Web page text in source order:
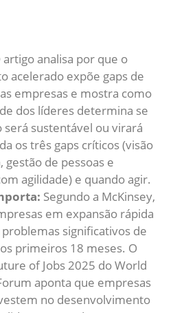
artigo analisa por que o
acelerado expõe gaps de
empresas e mostra como
dos líderes determina se
será sustentável ou virará
os três gaps críticos (visão
gestão de pessoas e
agilidade) e quando agir.
Segundo a McKinsey,
em expansão rápida
significativos de
primeiros 18 meses. O
of Jobs 2025 do World
aponta que empresas
no desenvolvimento